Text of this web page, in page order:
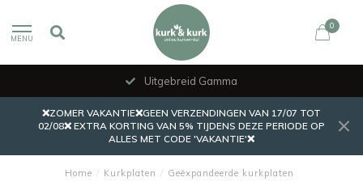
MENU
0
Uitgebreid Gamma
❌ZOMER VAKANTIE❌GEEN VERZENDINGEN VAN 17/07 TOT
02/08❌ EXTRA KORTING VAN 5% TIJDENS DEZE PERIODE OP
ALLES MET CODE 'VAKANTIE'❌
Home / Kurkplaten / Geëxpandeerde kurkplaten